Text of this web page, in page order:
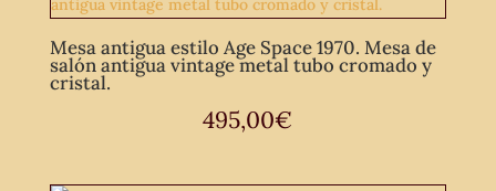
Mesa antigua estilo Age Space 1970. Mesa de
salón antigua vintage metal tubo cromado y
cristal.
495,00€